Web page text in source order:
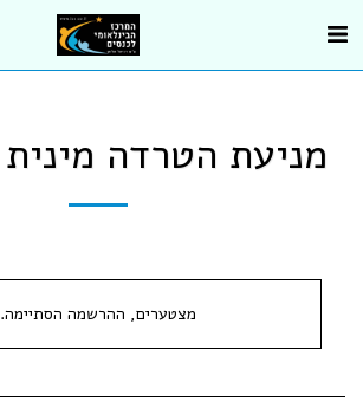
מניעת הטרדה
מצטערים, ההרשמה הסתיימה.